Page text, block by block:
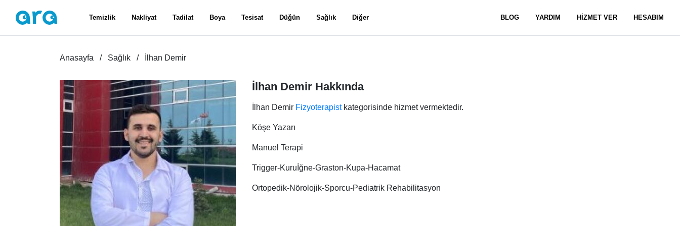
Temizlik Nakliyat Tadilat Boya Tesisat Düğün Sağlık Diğer BLOG YARDIM HİZMET VER HESABIM
Anasayfa Sağlık İlhan Demir
İlhan Demir Hakkında
İlhan Demir Fizyoterapistkategorisinde hizmet vermektedir.
Köşe Yazarı
Manuel Terapi
Trigger-Kuruİğne-Graston-Kupa-Hacamat
Ortopedik-Nörolojik-Sporcu-Pediatrik Rehabilitasyon